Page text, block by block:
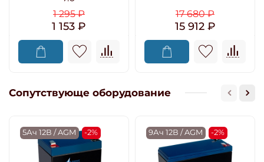
1 295 ₽
1 153 ₽
17 680 ₽
15 912 ₽
Сопутствующе оборудование
5Ач 12В / AGM -2% 9Ач 12В / AGM -2%